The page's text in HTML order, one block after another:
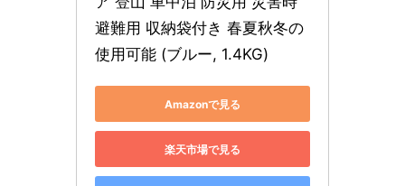
避難用 収納袋付き 春夏秋冬の
使用可能 (ブルー, 1.4KG)
Amazonで見る
楽天市場で見る